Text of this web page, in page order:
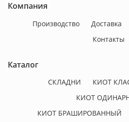
Компания
Производство Доставка
Контакты
Каталог
СКЛАДНИ
КИОТ
КИОТ
КИОТ БРАШИРОВАННЫЙ